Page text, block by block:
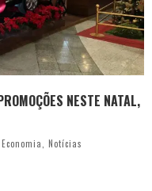
NESTE NATAL,
Economia, Notícias